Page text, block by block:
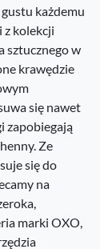
każdemu
z kolekcji
sztucznego w
krawędzie
się nawet
zapobiegają
Ze
się do
na
marki OXO,